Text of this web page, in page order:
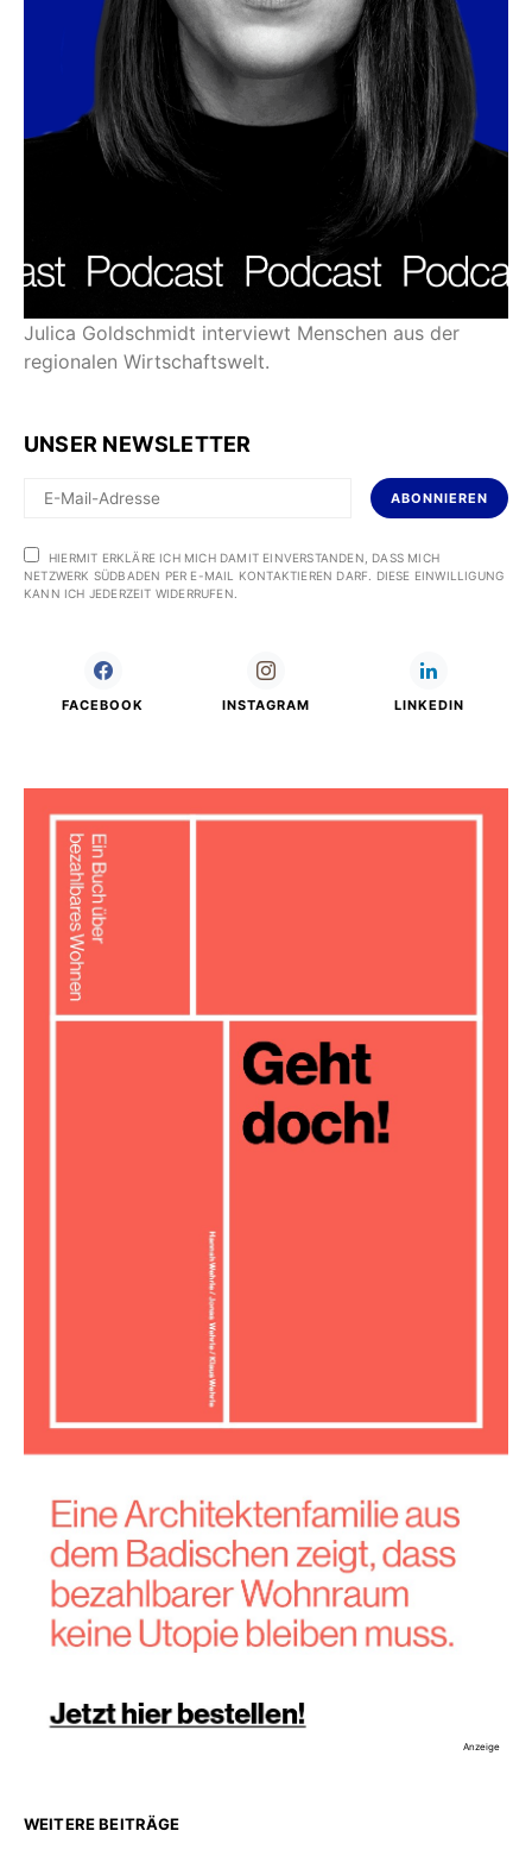
Julica Goldschmidt interviewt Menschen aus der
regionalen Wirtschaftswelt.
UNSER NEWSLETTER
ABONNIEREN
HIERMIT ERKLÄRE ICH MICH DAMIT EINVERSTANDEN, DASS MICH
NETZWERK SÜDBADEN PER E-MAIL KONTAKTIEREN DARF. DIESE EINWILLIGUNG
KANN ICH JEDERZEIT WIDERRUFEN.
FACEBOOK INSTAGRAM LINKEDIN
Anzeige
WEITERE BEITRÄGE